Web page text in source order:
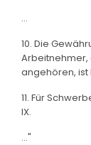
...
10. Die
Arbeitnehmer,
angehören,
11. Für
IX.
..."